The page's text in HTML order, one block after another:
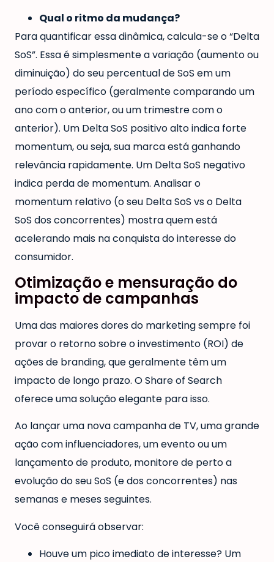
Qual o ritmo da mudança?
Para quantificar essa dinâmica, calcula-se o “Delta
SoS”. Essa é simplesmente a variação (aumento ou
diminuição) do seu percentual de SoS em um
período específico (geralmente comparando um
ano com o anterior, ou um trimestre com o
anterior). Um Delta SoS positivo alto indica forte
momentum, ou seja, sua marca está ganhando
relevância rapidamente. Um Delta SoS negativo
indica perda de momentum. Analisar o
momentum relativo (o seu Delta SoS vs o Delta
SoS dos concorrentes) mostra quem está
acelerando mais na conquista do interesse do
consumidor.
Otimização e mensuração do
impacto de campanhas
Uma das maiores dores do marketing sempre foi
provar o retorno sobre o investimento (ROI) de
ações de branding, que geralmente têm um
impacto de longo prazo. O Share of Search
oferece uma solução elegante para isso.
Ao lançar uma nova campanha de TV, uma grande
ação com influenciadores, um evento ou um
lançamento de produto, monitore de perto a
evolução do seu SoS (e dos concorrentes) nas
semanas e meses seguintes.
Você conseguirá observar:
Houve um pico imediato de interesse? Um